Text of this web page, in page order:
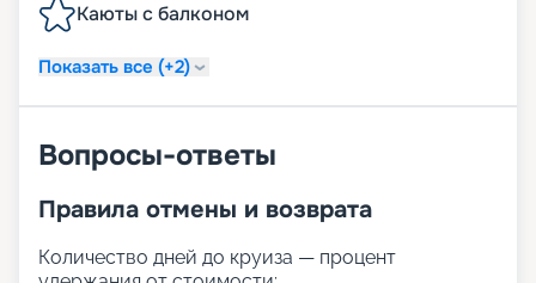
Каюты с балконом
Показать все (+2)
Вопросы-ответы
Правила отмены и возврата
Количество дней до круиза — процент